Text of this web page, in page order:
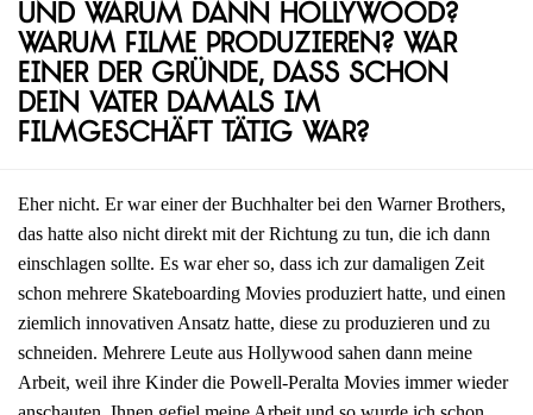
Und warum dann Hollywood?
Warum Filme produzieren? War
einer der Gründe, dass schon
dein Vater damals im
Filmgeschäft tätig war?
Eher nicht. Er war einer der Buchhalter bei den Warner Brothers,
das hatte also nicht direkt mit der Richtung zu tun, die ich dann
einschlagen sollte. Es war eher so, dass ich zur damaligen Zeit
schon mehrere Skateboarding Movies produziert hatte, und einen
ziemlich innovativen Ansatz hatte, diese zu produzieren und zu
schneiden. Mehrere Leute aus Hollywood sahen dann meine
Arbeit, weil ihre Kinder die Powell-Peralta Movies immer wieder